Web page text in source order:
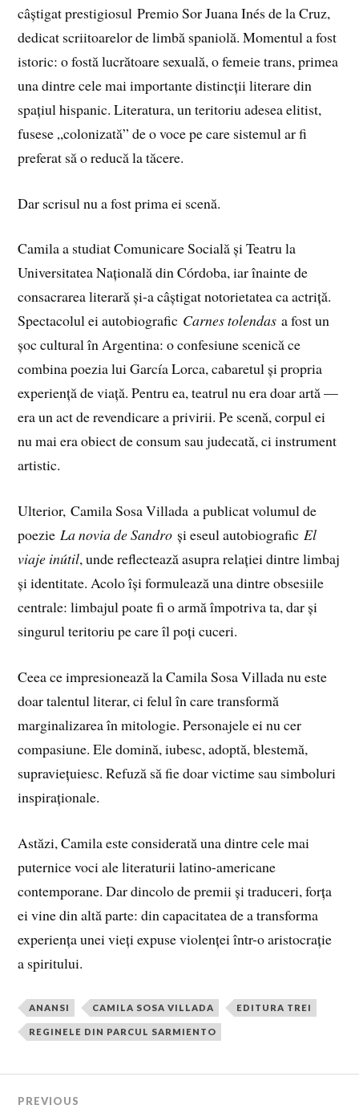
câștigat prestigiosul Premio Sor Juana Inés de la Cruz,
dedicat scriitoarelor de limbă spaniolă. Momentul a fost
istoric: o fostă lucrătoare sexuală, o femeie trans, primea
una dintre cele mai importante distincții literare din
spațiul hispanic. Literatura, un teritoriu adesea elitist,
fusese „colonizată” de o voce pe care sistemul ar fi
preferat să o reducă la tăcere.
Dar scrisul nu a fost prima ei scenă.
Camila a studiat Comunicare Socială și Teatru la
Universitatea Națională din Córdoba, iar înainte de
consacrarea literară și-a câștigat notorietatea ca actriță.
Spectacolul ei autobiografic Carnes tolendas a fost un
șoc cultural în Argentina: o confesiune scenică ce
combina poezia lui García Lorca, cabaretul și propria
experiență de viață. Pentru ea, teatrul nu era doar artă —
era un act de revendicare a privirii. Pe scenă, corpul ei
nu mai era obiect de consum sau judecată, ci instrument
artistic.
Ulterior, Camila Sosa Villada a publicat volumul de
poezieLa novia de Sandro și eseul autobiograficEl
viaje inútil, unde reflectează asupra relației dintre limbaj
și identitate. Acolo își formulează una dintre obsesiile
centrale: limbajul poate fi o armă împotriva ta, dar și
singurul teritoriu pe care îl poți cuceri.
Ceea ce impresionează la Camila Sosa Villada nu este
doar talentul literar, ci felul în care transformă
marginalizarea în mitologie. Personajele ei nu cer
compasiune. Ele domină, iubesc, adoptă, blestemă,
supraviețuiesc. Refuză să fie doar victime sau simboluri
inspiraționale.
Astăzi, Camila este considerată una dintre cele mai
puternice voci ale literaturii latino-americane
contemporane. Dar dincolo de premii și traduceri, forța
ei vine din altă parte: din capacitatea de a transforma
experiența unei vieți expuse violenței într-o aristocrație
a spiritului.
ANANSI CAMILA SOSA VILLADA EDITURA TREI
REGINELE DIN PARCUL SARMIENTO
PREVIOUS